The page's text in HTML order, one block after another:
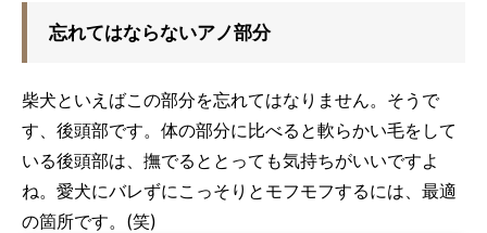
忘れてはならないアノ部分
柴犬といえばこの部分を忘れてはなりません。そうで
す、後頭部です。体の部分に比べると軟らかい毛をして
いる後頭部は、撫でるととっても気持ちがいいですよ
ね。愛犬にバレずにこっそりとモフモフするには、最適
の箇所です。(笑)